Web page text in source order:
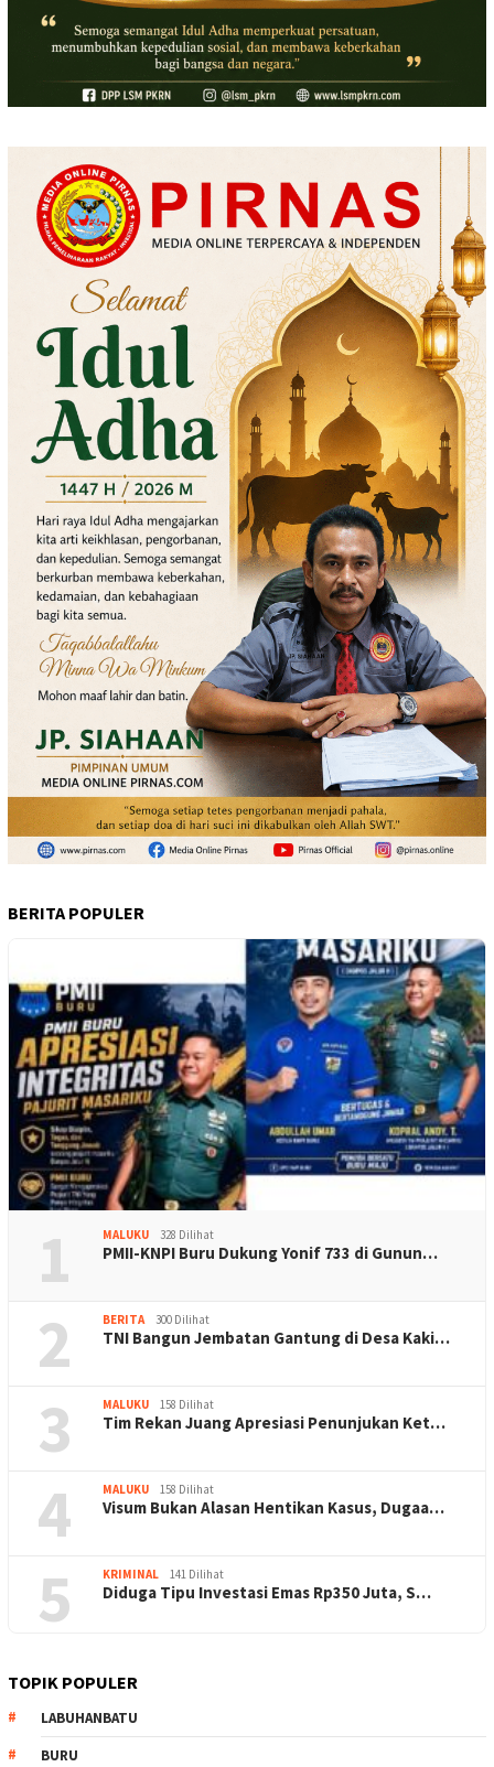
BERITA POPULER
1 MALUKU 328 Dilihat
PMII-KNPI Buru Dukung Yonif 733 di Gunun…
2 BERITA 300 Dilihat
TNI Bangun Jembatan Gantung di Desa Kaki…
3 MALUKU 158 Dilihat
Tim Rekan Juang Apresiasi Penunjukan Ket…
4 MALUKU 158 Dilihat
Visum Bukan Alasan Hentikan Kasus, Dugaa…
5 KRIMINAL 141 Dilihat
Diduga Tipu Investasi Emas Rp350 Juta, S…
TOPIK POPULER
LABUHANBATU
BURU